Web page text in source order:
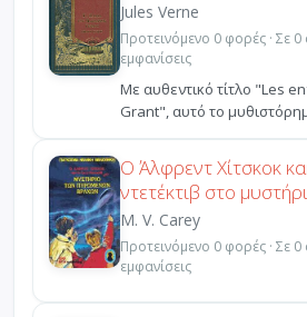
Jules Verne
Προτεινόμενο 0 φορές · Σε 0
εμφανίσεις
Με αυθεντικό τίτλο "Les
Grant", αυτό το
από τον Έτζελ ...
Ο Άλφρεντ Χίτσκοκ
ντετέκτιβ στο
πυρωμένων βράχων
M. V. Carey
Προτεινόμενο 0 φορές · Σε 0
εμφανίσεις